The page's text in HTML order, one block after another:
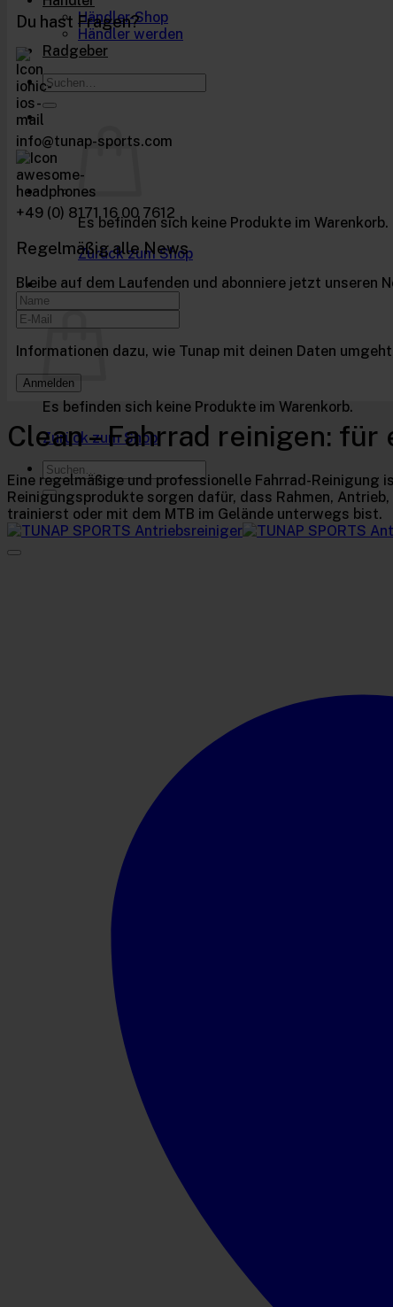
Händler-Shop
Händler werden
Radgeber
Suchen
nach:
Es befinden sich keine Produkte im Warenkorb.
Zurück zum Shop
Warenkorb
Es befinden sich keine Produkte im Warenkorb.
Zurück zum Shop
Suchen
nach:
Du hast Fragen?
info@tunap-sports.com
+49 (0) 8171 16 00 7612
Regelmäßig alle News
Bleibe auf dem Laufenden und abonniere jetzt unseren
Informationen dazu, wie Tunap mit deinen Daten
Anmelden
Clean – Fahrrad reinigen:
Eine regelmäßige und professionelle Fahrrad-Reinigung
Reinigungsprodukte sorgen dafür, dass Rahmen,
trainierst oder mit dem MTB im Gelände unterwegs bist.